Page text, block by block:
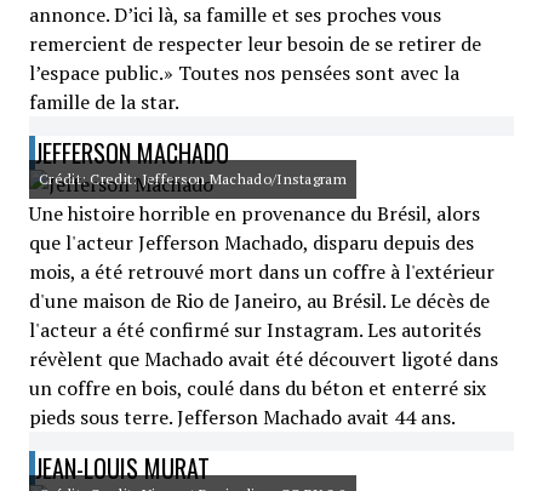
annonce. D’ici là, sa famille et ses proches vous
remercient de respecter leur besoin de se retirer de
l’espace public.» Toutes nos pensées sont avec la
famille de la star.
JEFFERSON MACHADO
Crédit: Credit: Jefferson Machado/Instagram
Une histoire horrible en provenance du Brésil, alors
que l'acteur Jefferson Machado, disparu depuis des
mois, a été retrouvé mort dans un coffre à l'extérieur
d'une maison de Rio de Janeiro, au Brésil. Le décès de
l'acteur a été confirmé sur Instagram. Les autorités
révèlent que Machado avait été découvert ligoté dans
un coffre en bois, coulé dans du béton et enterré six
pieds sous terre. Jefferson Machado avait 44 ans.
JEAN-LOUIS MURAT